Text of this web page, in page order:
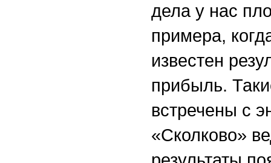
дела у нас
примера,
известен
прибыль.
встречены с
«Сколково»